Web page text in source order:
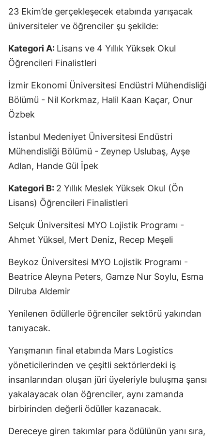
23 Ekim’de gerçekleşecek etabında yarışacak
üniversiteler ve öğrenciler şu şekilde:
Kategori A: Lisans ve 4 Yıllık Yüksek Okul
Öğrencileri Finalistleri
İzmir Ekonomi Üniversitesi Endüstri Mühendisliği
Bölümü - Nil Korkmaz, Halil Kaan Kaçar, Onur
Özbek
İstanbul Medeniyet Üniversitesi Endüstri
Mühendisliği Bölümü - Zeynep Uslubaş, Ayşe
Adlan, Hande Gül İpek
Kategori B: 2 Yıllık Meslek Yüksek Okul (Ön
Lisans) Öğrencileri Finalistleri
Selçuk Üniversitesi MYO Lojistik Programı -
Ahmet Yüksel, Mert Deniz, Recep Meşeli
Beykoz Üniversitesi MYO Lojistik Programı -
Beatrice Aleyna Peters, Gamze Nur Soylu, Esma
Dilruba Aldemir
Yenilenen ödüllerle öğrenciler sektörü yakından
tanıyacak.
Yarışmanın final etabında Mars Logistics
yöneticilerinden ve çeşitli sektörlerdeki iş
insanlarından oluşan jüri üyeleriyle buluşma şansı
yakalayacak olan öğrenciler, aynı zamanda
birbirinden değerli ödüller kazanacak.
Dereceye giren takımlar para ödülünün yanı sıra,